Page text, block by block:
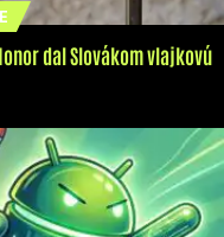
dal Slovákom vlajkovú